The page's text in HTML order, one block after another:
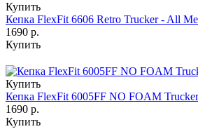
Купить
Кепка FlexFit 6606 Retro Trucker - All
1690 р.
Купить
Купить
Кепка FlexFit 6005FF NO FOAM
1690 р.
Купить